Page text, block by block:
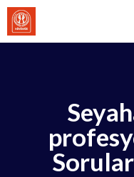
İçeriğe
atla